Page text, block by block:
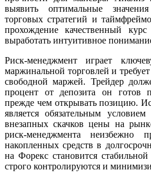
выявить оптимальные
торговых стратегий и
прохождение качественный
выработать интуитивное
Риск-менеджмент играет
маржинальной торговлей и
свободной маржей. Трейдер
процент от депозита он готов
прежде чем открывать позицию.
является обязательным
внезапных скачков цены на
риск-менеджмента неизбежно
накопленных средств в
на Форекс становится стабильной
строго контролируются и